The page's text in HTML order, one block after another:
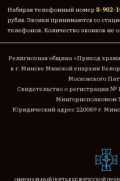
Набирая телефонный номер 8-902-
рубля. Звонки принимаются со
телефонов. Количество звонков не
Религиозная община «Приход
в г. Минске Минской епархии
Московского
Cвидетельство о регистрации №
Мингорисполкомом
Юридический адрес 220089 г.
ОФИЦИАЛЬНЫЙ ПОРТАЛ БЕЛОРУССКОЙ